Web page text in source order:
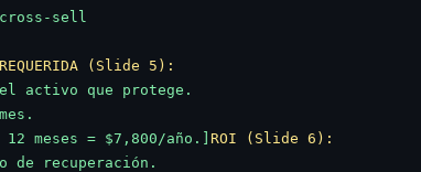
cross-sell
REQUERIDA (Slide 5):
activo que protege.
meses = $7,800/año.] ROI (Slide 6):
de recuperación.